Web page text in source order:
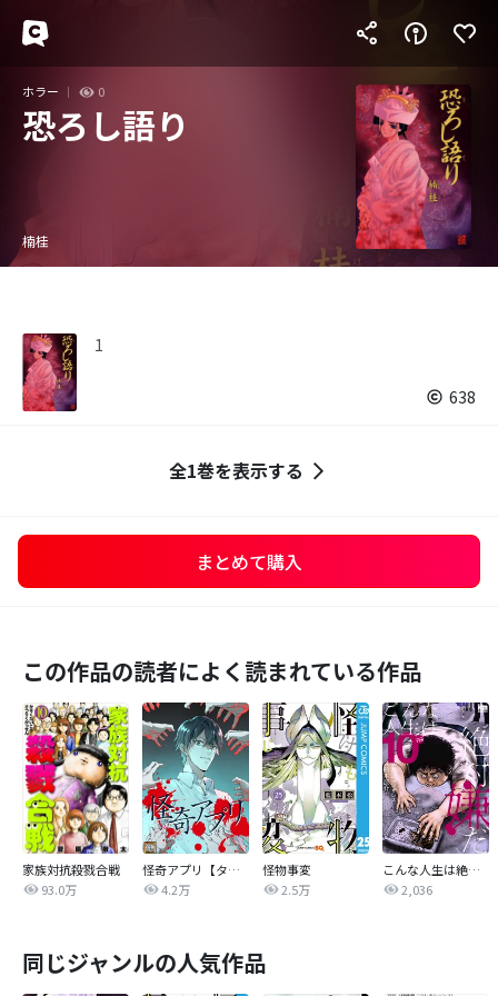
ホラー 0
恐ろし語り
楠桂
1
638
全1巻を表示する
まとめて購入
この作品の読者によく読まれている作品
家族対抗殺戮合戦
93.0万
怪奇アプリ【タテヨミ】
4.2万
怪物事変
2.5万
こんな人生は絶対嫌だ
2,036
同じジャンルの人気作品